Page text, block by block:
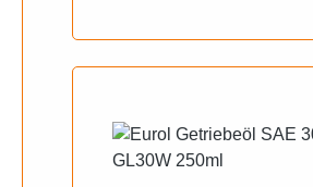
Rennsport-Teams